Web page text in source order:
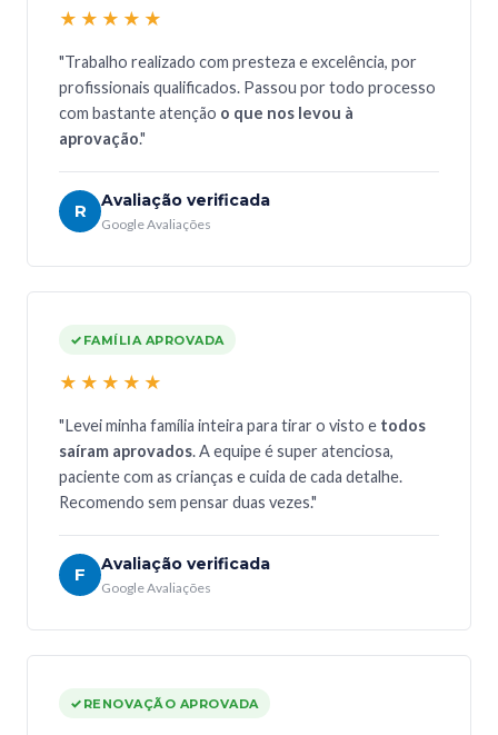
★★★★★
"Trabalho realizado com presteza e excelência, por
profissionais qualificados. Passou por todo processo
com bastante atenção o que nos levou à
aprovação."
R Avaliação verificada
Google Avaliações
FAMÍLIA APROVADA
★★★★★
"Levei minha família inteira para tirar o visto e todos
saíram aprovados. A equipe é super atenciosa,
paciente com as crianças e cuida de cada detalhe.
Recomendo sem pensar duas vezes."
F Avaliação verificada
Google Avaliações
RENOVAÇÃO APROVADA